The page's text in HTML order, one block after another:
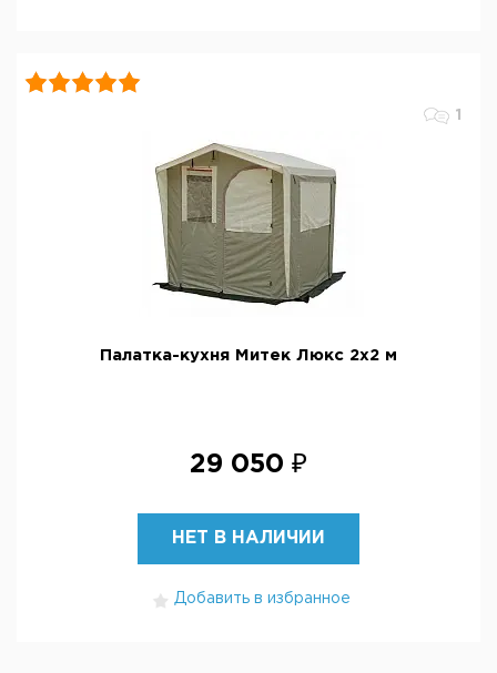
1
Палатка-кухня Митек Люкс 2х2 м
29 050 ₽
НЕТ В НАЛИЧИИ
Добавить в избранное